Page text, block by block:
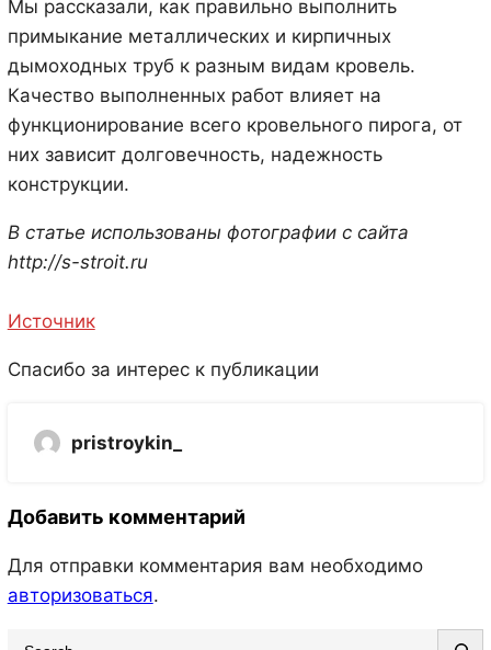
Мы рассказали, как правильно выполнить
примыкание металлических и кирпичных
дымоходных труб к разным видам кровель.
Качество выполненных работ влияет на
функционирование всего кровельного пирога, от
них зависит долговечность, надежность
конструкции.
В статье использованы фотографии с сайта
http://s-stroit.ru
Источник
Спасибо за интерес к публикации
pristroykin_
Добавить комментарий
Для отправки комментария вам необходимо
авторизоваться.